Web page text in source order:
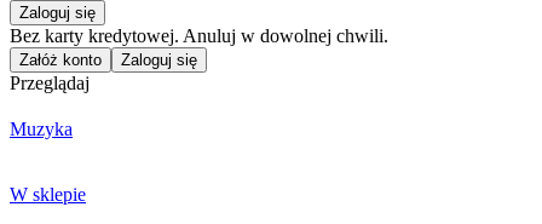
Zaloguj się
Bez karty kredytowej. Anuluj w dowolnej chwili.
Załóż konto Zaloguj się
Przeglądaj
Muzyka
W sklepie